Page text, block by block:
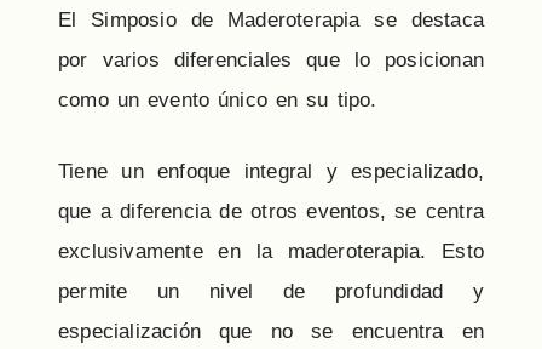
El Simposio de Maderoterapia se destaca
por varios diferenciales que lo posicionan
como un evento único en su tipo.
Tiene un enfoque integral y especializado,
que a diferencia de otros eventos, se centra
exclusivamente en la maderoterapia. Esto
permite un nivel de profundidad y
especialización que no se encuentra en